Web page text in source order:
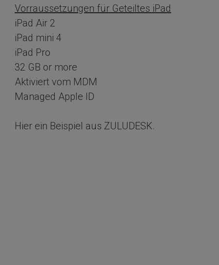
Vorraussetzungen für Geteiltes iPad
iPad Air 2
iPad mini 4
iPad Pro
32 GB or more
Aktiviert vom MDM
Managed Apple ID
Hier ein Beispiel aus ZULUDESK.